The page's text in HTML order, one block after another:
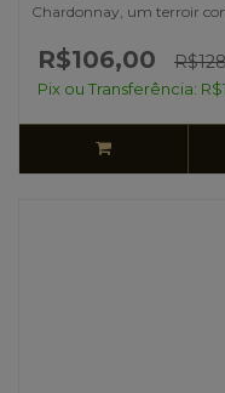
Chardonnay, um terroir
R$106,00
Pix ou Transferência: